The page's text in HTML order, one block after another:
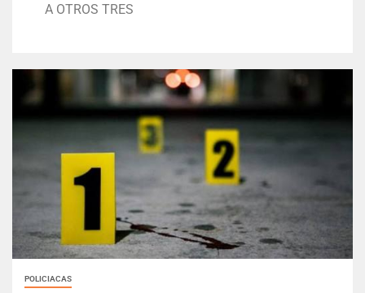
A OTROS TRES
POLICIACAS